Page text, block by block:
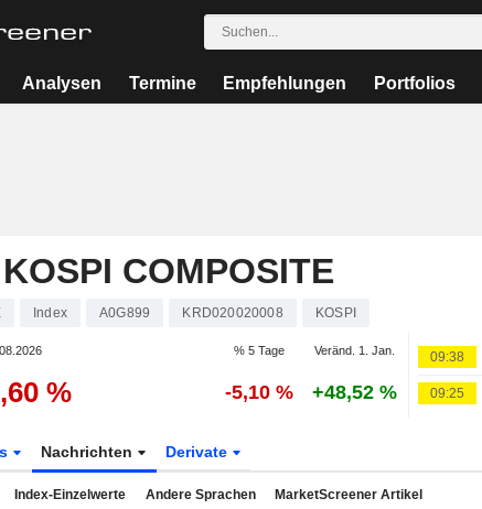
Analysen Termine Empfehlungen Portfolios
COMPOSITE
Index A0G899 KRD020020008 KOSPI
% 5 Tage Veränd. 1. Jan.
% -5,10 % +48,52 %
09:38
09:25
Nachrichten Derivate
Index-Einzelwerte Andere Sprachen MarketScreener Artikel